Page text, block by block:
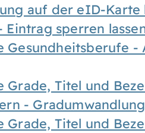
auf der eID-Karte
Eintrag sperren
Gesundheitsberufe
Grade, Titel und
-
Grade, Titel und